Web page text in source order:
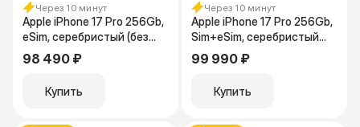
Через 10 минут
Apple iPhone 17 Pro 256Gb,
eSim, серебристый (без
RuStore)
98 490 ₽
Купить
Через 10 минут
Apple iPhone 17 Pro 256Gb,
Sim+eSim, серебристый
(без RuStore)
99 990 ₽
Купить